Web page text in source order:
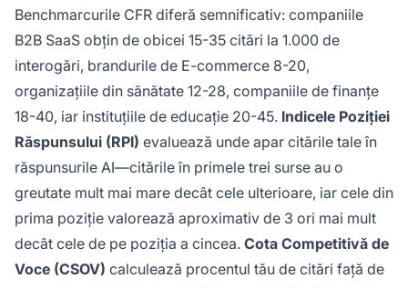
Benchmarcurile CFR diferă semnificativ: companiile
B2B SaaS obțin de obicei 15-35 citări la 1.000 de
interogări, brandurile de E-commerce 8-20,
organizațiile din sănătate 12-28, companiile de finanțe
18-40, iar instituțiile de educație 20-45. Indicele Poziției
Răspunsului (RPI) evaluează unde apar citările tale în
răspunsurile AI—citările în primele trei surse au o
greutate mult mai mare decât cele ulterioare, iar cele din
prima poziție valorează aproximativ de 3 ori mai mult
decât cele de pe poziția a cincea. Cota Competitivă de
Voce (CSOV) calculează procentul tău de citări față de